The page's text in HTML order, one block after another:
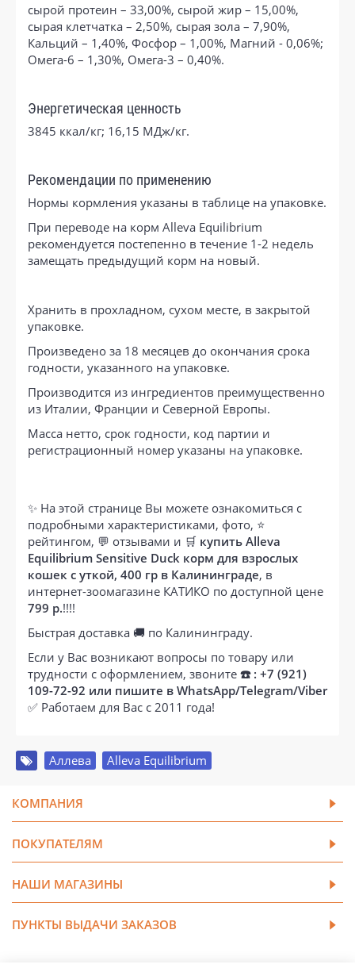
сырой протеин – 33,00%, сырой жир – 15,00%,
сырая клетчатка – 2,50%, сырая зола – 7,90%,
Кальций – 1,40%, Фосфор – 1,00%, Магний - 0,06%;
Омега-6 – 1,30%, Омега-3 – 0,40%.
Энергетическая ценность
3845 ккал/кг; 16,15 МДж/кг.
Рекомендации по применению
Нормы кормления указаны в таблице на упаковке.
При переводе на корм Alleva Equilibrium
рекомендуется постепенно в течение 1-2 недель
замещать предыдущий корм на новый.
Хранить в прохладном, сухом месте, в закрытой
упаковке.
Произведено за 18 месяцев до окончания срока
годности, указанного на упаковке.
Производится из ингредиентов преимущественно
из Италии, Франции и Северной Европы.
Масса нетто, срок годности, код партии и
регистрационный номер указаны на упаковке.
✨ На этой странице Вы можете ознакомиться с
подробными характеристиками, фото, ⭐
рейтингом, 💬 отзывами и 🛒 купить Alleva
Equilibrium Sensitive Duck корм для взрослых
кошек с уткой, 400 гр в Калининграде, в
интернет-зоомагазине КАТИКО по доступной цене
799 р.!!!!
Быстрая доставка 🚚 по Калининграду.
Если у Вас возникают вопросы по товару или
трудности с оформлением, звоните ☎️ : +7 (921)
109-72-92 или пишите в WhatsApp/Telegram/Viber
✅ Работаем для Вас с 2011 года!
Аллева Alleva Equilibrium
КОМПАНИЯ
ПОКУПАТЕЛЯМ
НАШИ МАГАЗИНЫ
ПУНКТЫ ВЫДАЧИ ЗАКАЗОВ